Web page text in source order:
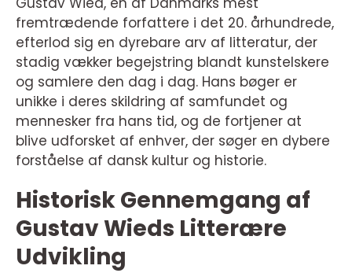
fremtrædende forfattere i det 20. århundrede,
efterlod sig en dyrebare arv af litteratur, der
stadig vækker begejstring blandt kunstelskere
og samlere den dag i dag. Hans bøger er
unikke i deres skildring af samfundet og
mennesker fra hans tid, og de fortjener at
blive udforsket af enhver, der søger en dybere
forståelse af dansk kultur og historie.
Historisk Gennemgang af
Gustav Wieds Litterære
Udvikling